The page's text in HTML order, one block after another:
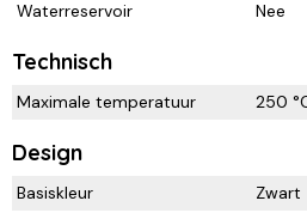
Waterreservoir
Nee
Technisch
Maximale temperatuur 250
Design
Basiskleur Zwart